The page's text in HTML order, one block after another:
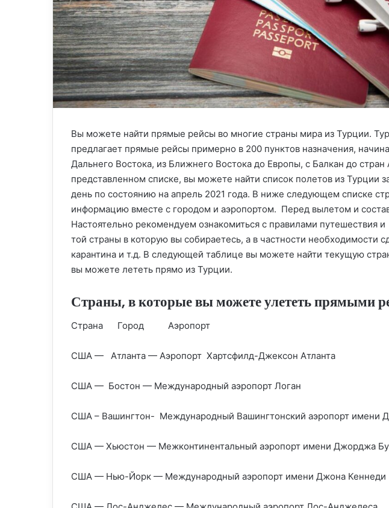
Вы можете найти прямые рейсы во многие страны мира из Турции.
предлагает прямые рейсы примерно в 200 пунктов назначения,
Дальнего Востока, из Ближнего Востока до Европы, с Балкан до
представленном списке, вы можете найти список полетов из Турции
день по состоянию на апрель 2021 года. В ниже следующем списке
информацию вместе с городом и аэропортом. Перед вылетом и
Настоятельно рекомендуем ознакомиться с правилами путешествия
той страны в которую вы собираетесь, а в частности необходимости
карантина и т.д. В следующей таблице вы можете найти текущую
вы можете лететь прямо из Турции.
Страны, в которые вы можете улететь прямыми
Страна Город Аэропорт
США — Атланта — Аэропорт Хартсфилд-Джексон Атланта
США — Бостон — Международный аэропорт Логан
США – Вашингтон- Международный Вашингтонский аэропорт имени
США — Хьюстон — Межконтинентальный аэропорт имени Джорджа
США — Нью-Йорк — Международный аэропорт имени Джона Кеннеди